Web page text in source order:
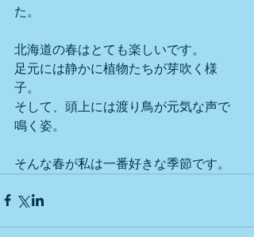
た。
北海道の春はとても楽しいです。
足元には静かに植物たちが芽吹く様
子。
そして、頭上には渡り鳥が元気な声で
鳴く姿。
そんな春が私は一番好きな季節です。